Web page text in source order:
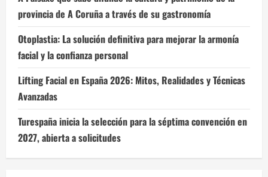
provincia de A Coruña a través de su gastronomía
Otoplastia: La solución definitiva para mejorar la armonía
facial y la confianza personal
Lifting Facial en España 2026: Mitos, Realidades y Técnicas
Avanzadas
Turespaña inicia la selección para la séptima convención en
2027, abierta a solicitudes